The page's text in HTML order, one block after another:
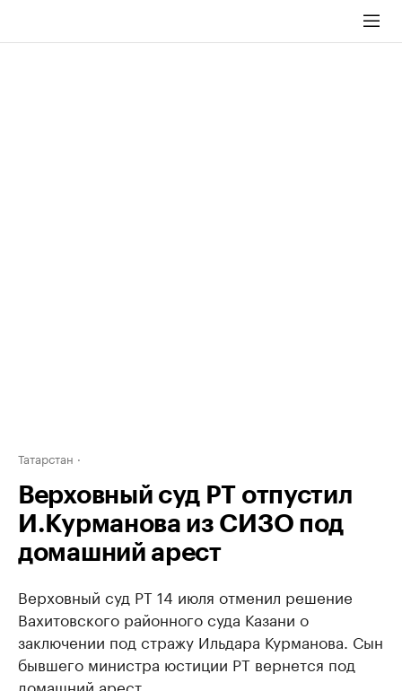
Татарстан
Верховный суд РТ отпустил
И.Курманова из СИЗО под
домашний арест
Верховный суд РТ 14 июля отменил решение
Вахитовского районного суда Казани о
заключении под стражу Ильдара Курманова. Сын
бывшего министра юстиции РТ вернется под
домашний арест.